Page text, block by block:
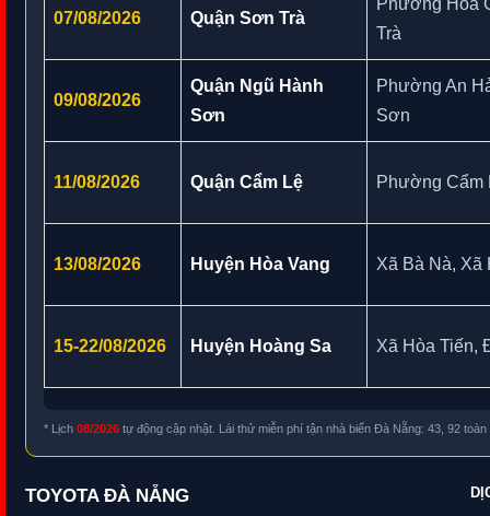
07/08/2026 Quận Sơn Trà
Phường Hòa
Trà
09/08/2026
Quận Ngũ Hành
Sơn
Phường An
Sơn
11/08/2026 Quận Cẩm Lệ Phường Cẩm
13/08/2026 Huyện Hòa Vang Xã Bà Nà, Xã
15-22/08/2026 Huyện Hoàng Sa Xã Hòa Tiến,
* Lịch 08/2026 tự động cập nhật. Lái thử miễn phí tận nhà biển Đà Nẵng: 43, 92
TOYOTA ĐÀ NẴNG